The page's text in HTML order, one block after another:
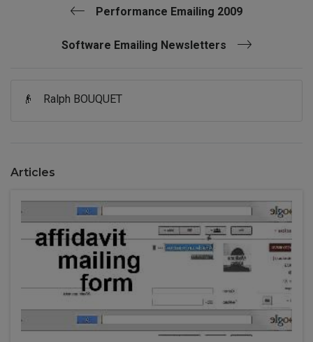
Performance Emailing 2009
Software Emailing Newsletters
👴 Ralph BOUQUET
Articles